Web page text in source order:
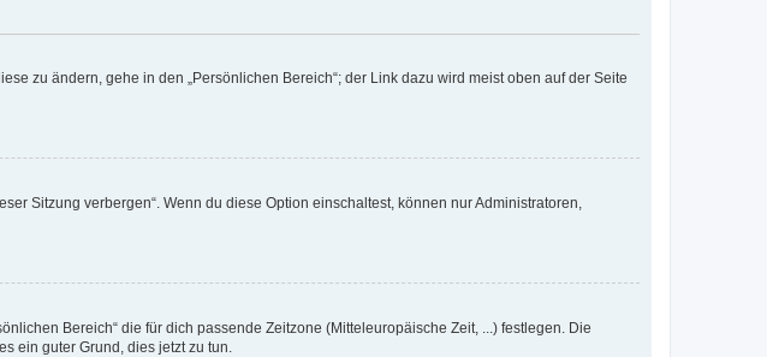
zu ändern, gehe in den „Persönlichen Bereich“; der Link dazu wird meist oben auf der Seite
Sitzung verbergen“. Wenn du diese Option einschaltest, können nur Administratoren,
Bereich“ die für dich passende Zeitzone (Mitteleuropäische Zeit, ...) festlegen. Die
ein guter Grund, dies jetzt zu tun.